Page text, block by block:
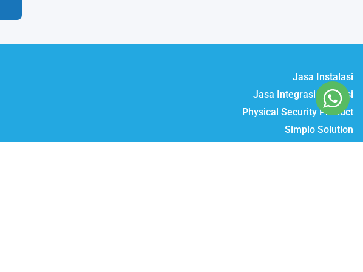
Jasa Instalasi
Jasa Integrasi & Solusi
Physical Security Product
Simplo Solution